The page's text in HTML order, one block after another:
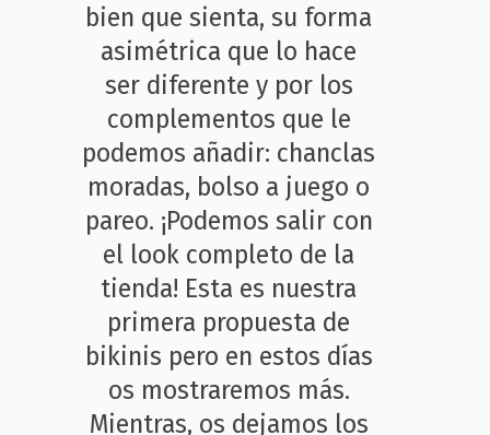
bien que sienta, su forma
asimétrica que lo hace
ser diferente y por los
complementos que le
podemos añadir: chanclas
moradas, bolso a juego o
pareo. ¡Podemos salir con
el look completo de la
tienda! Esta es nuestra
primera propuesta de
bikinis pero en estos días
os mostraremos más.
Mientras, os dejamos los